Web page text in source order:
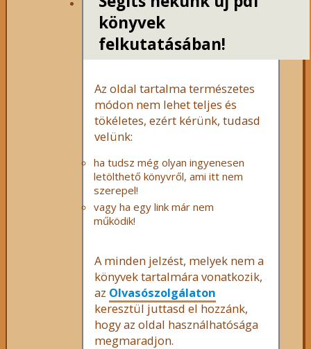
könyvek
felkutatásában!
Az oldal tartalma természetes
módon nem lehet teljes és
tökéletes, ezért kérünk, tudasd
velünk:
ha tudsz még olyan ingyenesen
letölthető könyvről, ami itt nem
szerepel!
vagy ha egy link már nem
működik!
A minden jelzést, melyek nem a
könyvek tartalmára vonatkozik,
az Olvasószolgálaton
keresztül juttasd el hozzánk,
hogy az oldal használhatósága
megmaradjon.